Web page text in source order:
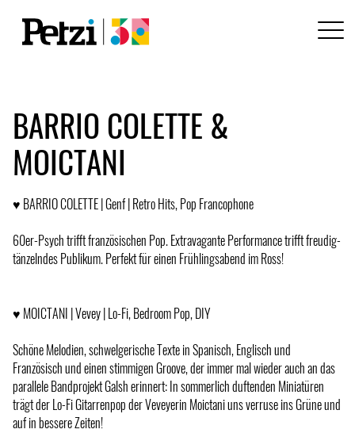
BARRIO COLETTE &
MOICTANI
♥ BARRIO COLETTE | Genf | Retro Hits, Pop Francophone
60er-Psych trifft französischen Pop. Extravagante Performance trifft freudig-
tänzelndes Publikum. Perfekt für einen Frühlingsabend im Ross!
♥ MOICTANI | Vevey | Lo-Fi, Bedroom Pop, DIY
Schöne Melodien, schwelgerische Texte in Spanisch, Englisch und
Französisch und einen stimmigen Groove, der immer mal wieder auch an das
parallele Bandprojekt Galsh erinnert: In sommerlich duftenden Miniatüren
trägt der Lo-Fi Gitarrenpop der Veveyerin Moictani uns verruse ins Grüne und
auf in bessere Zeiten!